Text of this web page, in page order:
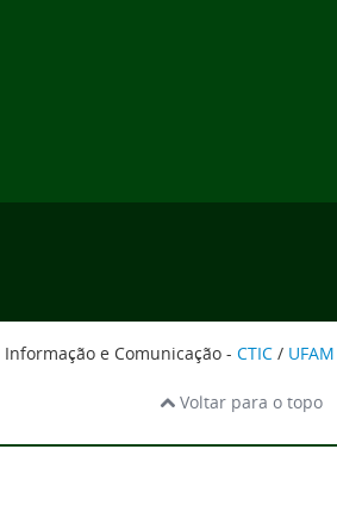
e Comunicação - CTIC / UFAM
Voltar para o topo